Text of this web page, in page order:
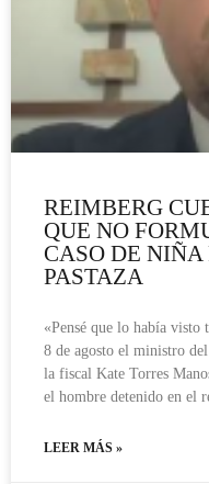
REIMBERG
QUE NO
CASO DE NIÑA
PASTAZA
«Pensé que lo había visto
8 de agosto el ministro
la fiscal Kate Torres
el hombre detenido en el
LEER MÁS »